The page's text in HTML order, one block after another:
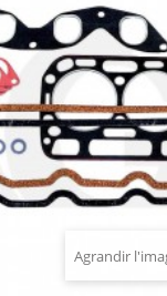
Agrandir